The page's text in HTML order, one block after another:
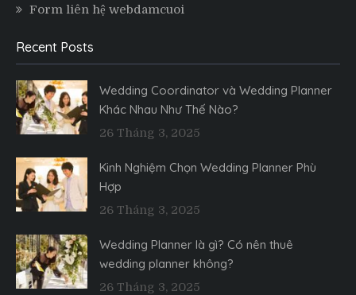
Form liên hệ webdamcuoi
Recent Posts
Wedding Coordinator và Wedding Planner
Khác Nhau Như Thế Nào?
26 Tháng 3, 2025
Kinh Nghiệm Chọn Wedding Planner Phù
Hợp
26 Tháng 3, 2025
Wedding Planner là gì? Có nên thuê
wedding planner không?
26 Tháng 3, 2025